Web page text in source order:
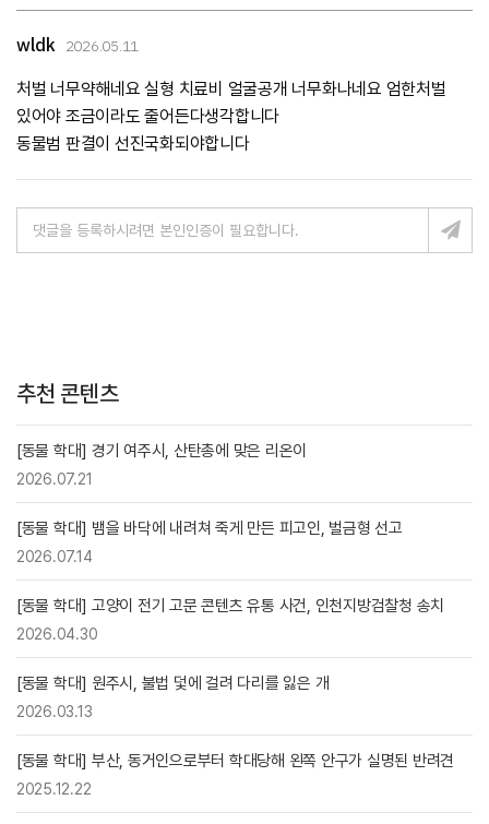
wldk 2026.05.11
처벌 너무약해네요 실형 치료비 얼굴공개 너무화나네요 엄한처벌
있어야 조금이라도 줄어든다생각합니다
동물범 판결이 선진국화되야합니다
추천 콘텐츠
[동물 학대] 경기 여주시, 산탄총에 맞은 리온이
2026.07.21
[동물 학대] 뱀을 바닥에 내려쳐 죽게 만든 피고인, 벌금형 선고
2026.07.14
[동물 학대] 고양이 전기 고문 콘텐츠 유통 사건, 인천지방검찰청 송치
2026.04.30
[동물 학대] 원주시, 불법 덫에 걸려 다리를 잃은 개
2026.03.13
[동물 학대] 부산, 동거인으로부터 학대당해 왼쪽 안구가 실명된 반려견
2025.12.22